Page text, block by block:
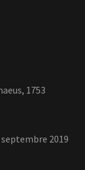
1753
2019